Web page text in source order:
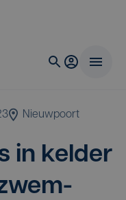
Nieuwpoort
in kel­der